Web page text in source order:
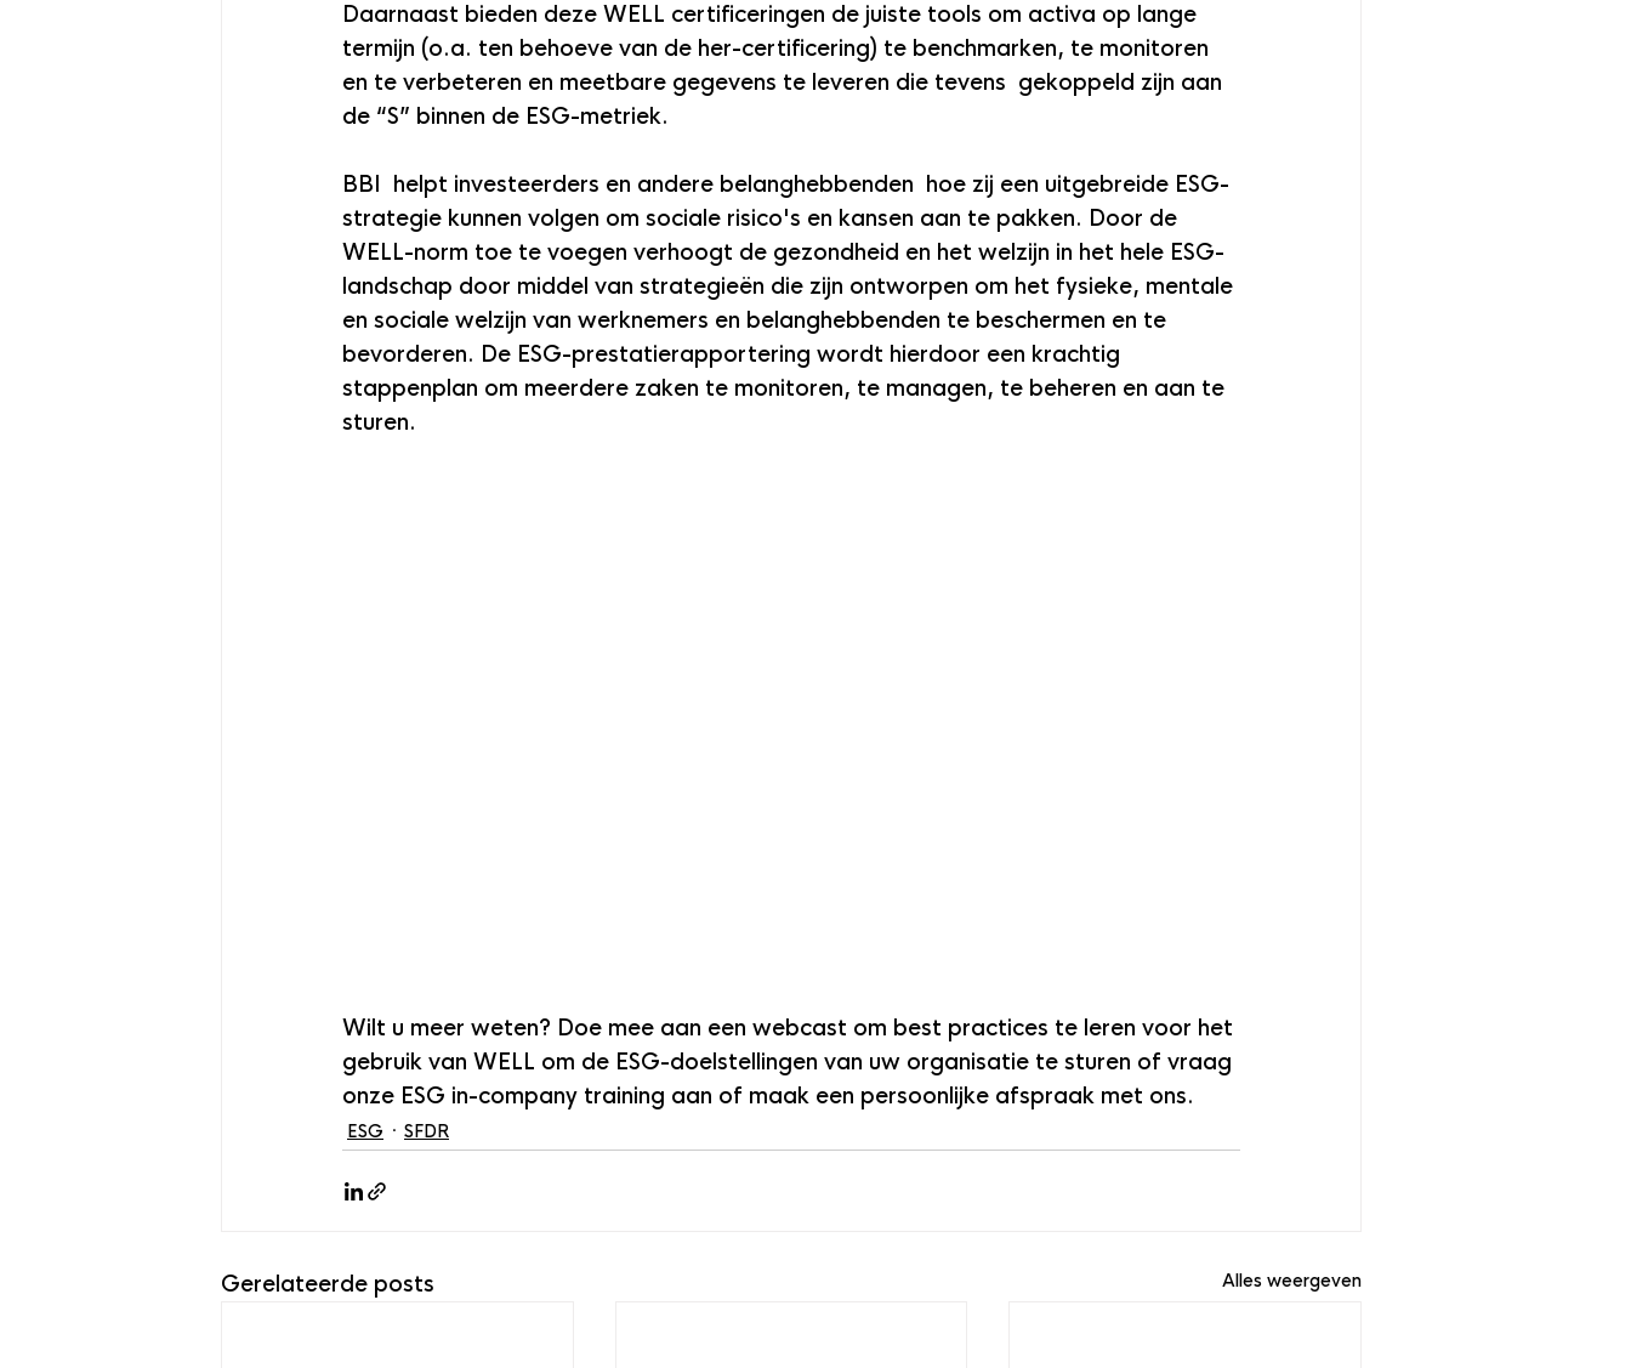
Daarnaast bieden deze WELL certificeringen de juiste tools om activa op lange
termijn (o.a. ten behoeve van de her-certificering) te benchmarken, te monitoren
en te verbeteren en meetbare gegevens te leveren die tevens  gekoppeld zijn aan
de “S” binnen de ESG-metriek.
BBI  helpt investeerders en andere belanghebbenden  hoe zij een uitgebreide ESG-
strategie kunnen volgen om sociale risico's en kansen aan te pakken. Door de
WELL-norm toe te voegen verhoogt de gezondheid en het welzijn in het hele ESG-
landschap door middel van strategieën die zijn ontworpen om het fysieke, mentale
en sociale welzijn van werknemers en belanghebbenden te beschermen en te
bevorderen. De ESG-prestatierapportering wordt hierdoor een krachtig
stappenplan om meerdere zaken te monitoren, te managen, te beheren en aan te
sturen.
Wilt u meer weten? Doe mee aan een webcast om best practices te leren voor het
gebruik van WELL om de ESG-doelstellingen van uw organisatie te sturen of vraag
onze ESG in-company training aan of maak een persoonlijke afspraak met ons.
ESG SFDR
Gerelateerde posts Alles weergeven